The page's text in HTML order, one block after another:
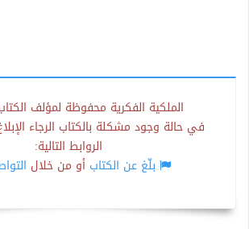
الملكية الفكرية محفوظة لمؤلف
في حالة وجود مشكلة بالكتاب الرجاء
الروابط التالية:
بلّغ عن الكتاب أو من خلال